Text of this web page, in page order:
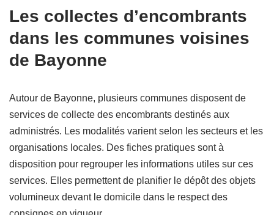
Les collectes d’encombrants
dans les communes voisines
de Bayonne
Autour de Bayonne, plusieurs communes disposent de
services de collecte des encombrants destinés aux
administrés. Les modalités varient selon les secteurs et les
organisations locales. Des fiches pratiques sont à
disposition pour regrouper les informations utiles sur ces
services. Elles permettent de planifier le dépôt des objets
volumineux devant le domicile dans le respect des